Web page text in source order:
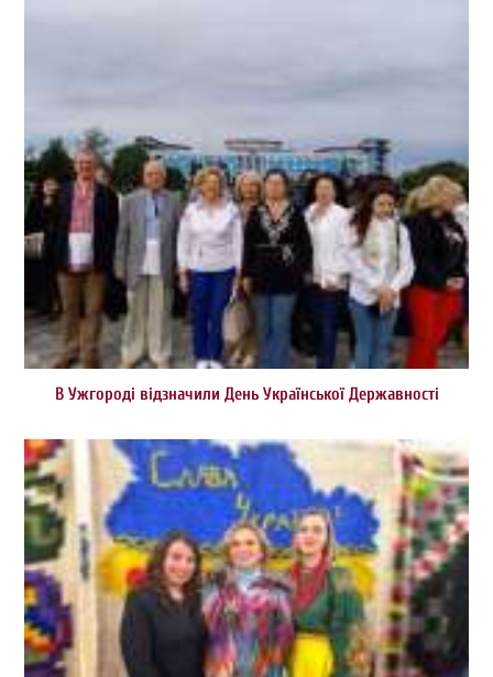
В Ужгороді відзначили День Української Державності